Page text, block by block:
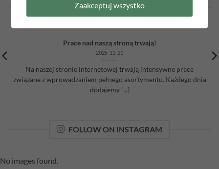
LATEST NEWS
Prace nad naszą stroną trwają!
2025-11-21
Na naszej stronie internetowej trwają intensywne prace
związane z wprowadzaniem pełnego asortymentu. Każdego dnia
dodajemy [...]
FOLLOW ON INSTAGRAM
No images found.
Zaakceptuj wszystko